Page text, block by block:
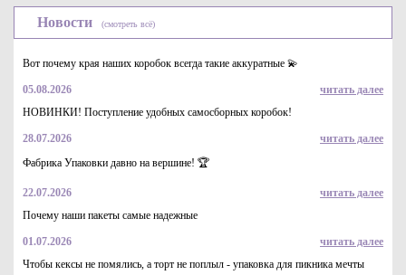
Пленка воздушно-пузырчатая в рулоне 2-10-65, 1,5м*20м для
505 Купить
Новости (смотреть всё)
Вот почему края наших коробок всегда такие аккуратные 💫
05.08.2026
читать далее
НОВИНКИ! Поступление удобных самосборных коробок!
28.07.2026
читать далее
Фабрика Упаковки давно на вершине! 🏆
22.07.2026
читать далее
Почему наши пакеты самые надежные
01.07.2026
читать далее
Чтобы кексы не помялись, а торт не поплыл - упаковка для пикника мечты